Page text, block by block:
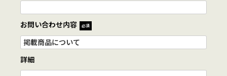
お問い合わせ内容 必須
詳細